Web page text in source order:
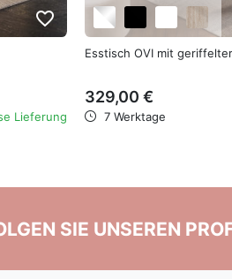
favorite_border
Lieferung
Esstisch OVI mit
329,00 €
7 Werktage
SIE UNSEREN